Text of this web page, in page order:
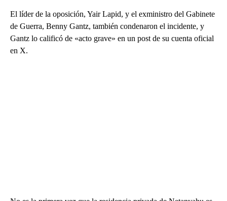
El líder de la oposición, Yair Lapid, y el exministro del Gabinete
de Guerra, Benny Gantz, también condenaron el incidente, y
Gantz lo calificó de «acto grave» en un post de su cuenta oficial
en X.